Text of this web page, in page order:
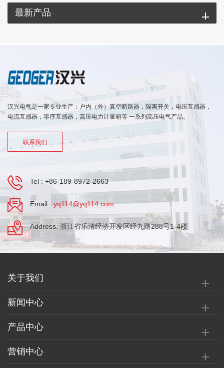
最新产品
汉兴电气是一家专业生产：户内（外）真空断路器，隔离开关，电压互感器，
电流互感器，零序互感器，高压电力计量箱等 一系列高压电气产品。
联系我们
Tel : +86-189-8972-2663
Email : yq114@yq114.com
Address: 浙江省乐清经济开发区经九路288号1-4楼
关于我们
新闻中心
产品中心
营销中心